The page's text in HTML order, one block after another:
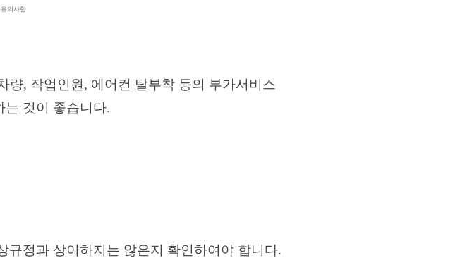
의사항
, 작업인원, 에어컨 탈부착 등의 부가서비스
것이 좋습니다.
정과 상이하지는 않은지 확인하여야 합니다.